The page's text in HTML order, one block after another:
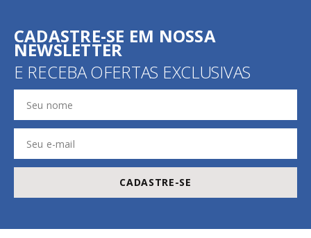
CADASTRE-SE EM NOSSA
NEWSLETTER
E RECEBA OFERTAS EXCLUSIVAS
CADASTRE-SE